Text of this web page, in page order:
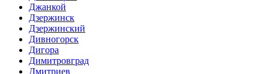
Джанкой
Дзержинск
Дзержинский
Дивногорск
Дигора
Димитровград
Дмитриев